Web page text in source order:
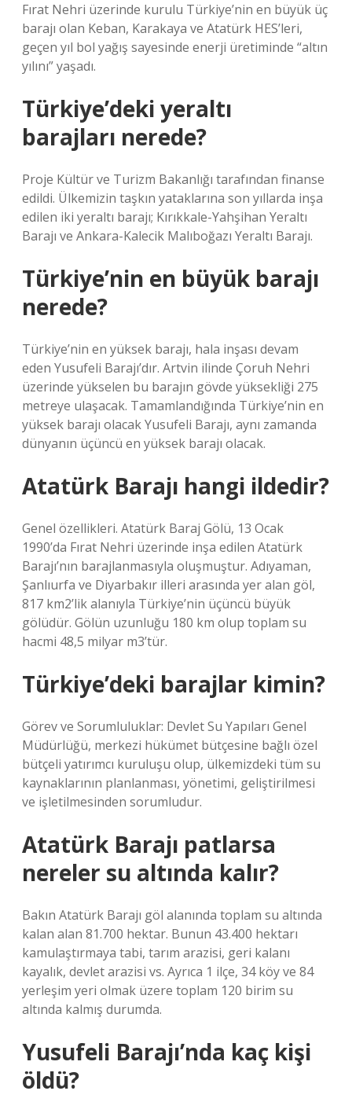
Fırat Nehri üzerinde kurulu Türkiye’nin en büyük üç
barajı olan Keban, Karakaya ve Atatürk HES’leri,
geçen yıl bol yağış sayesinde enerji üretiminde “altın
yılını” yaşadı.
Türkiye’deki yeraltı
barajları nerede?
Proje Kültür ve Turizm Bakanlığı tarafından finanse
edildi. Ülkemizin taşkın yataklarına son yıllarda inşa
edilen iki yeraltı barajı; Kırıkkale-Yahşihan Yeraltı
Barajı ve Ankara-Kalecik Malıboğazı Yeraltı Barajı.
Türkiye’nin en büyük barajı
nerede?
Türkiye’nin en yüksek barajı, hala inşası devam
eden Yusufeli Barajı’dır. Artvin ilinde Çoruh Nehri
üzerinde yükselen bu barajın gövde yüksekliği 275
metreye ulaşacak. Tamamlandığında Türkiye’nin en
yüksek barajı olacak Yusufeli Barajı, aynı zamanda
dünyanın üçüncü en yüksek barajı olacak.
Atatürk Barajı hangi ildedir?
Genel özellikleri. Atatürk Baraj Gölü, 13 Ocak
1990’da Fırat Nehri üzerinde inşa edilen Atatürk
Barajı’nın barajlanmasıyla oluşmuştur. Adıyaman,
Şanlıurfa ve Diyarbakır illeri arasında yer alan göl,
817 km2’lik alanıyla Türkiye’nin üçüncü büyük
gölüdür. Gölün uzunluğu 180 km olup toplam su
hacmi 48,5 milyar m3’tür.
Türkiye’deki barajlar kimin?
Görev ve Sorumluluklar: Devlet Su Yapıları Genel
Müdürlüğü, merkezi hükümet bütçesine bağlı özel
bütçeli yatırımcı kuruluşu olup, ülkemizdeki tüm su
kaynaklarının planlanması, yönetimi, geliştirilmesi
ve işletilmesinden sorumludur.
Atatürk Barajı patlarsa
nereler su altında kalır?
Bakın Atatürk Barajı göl alanında toplam su altında
kalan alan 81.700 hektar. Bunun 43.400 hektarı
kamulaştırmaya tabi, tarım arazisi, geri kalanı
kayalık, devlet arazisi vs. Ayrıca 1 ilçe, 34 köy ve 84
yerleşim yeri olmak üzere toplam 120 birim su
altında kalmış durumda.
Yusufeli Barajı’nda kaç kişi
öldü?